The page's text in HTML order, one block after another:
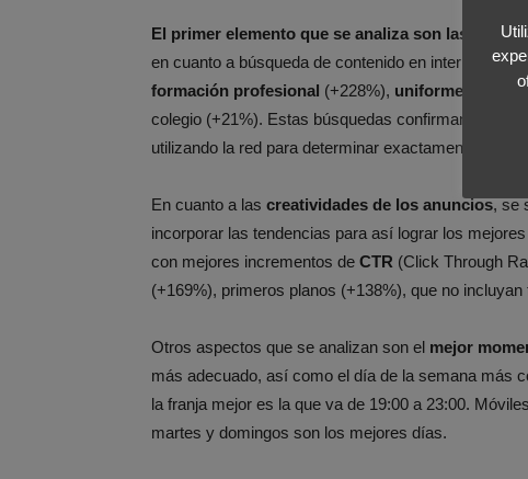
El primer elemento que se analiza son las
en cuanto a búsqueda de contenido en internet.
formación profesional (+228%), uniforme
colegio (+21%). Estas búsquedas confirman que
utilizando la red para determinar exactamente
En cuanto a las creatividades de los anuncios, se
incorporar las tendencias para así lograr los
con mejores incrementos de CTR (Click Through
(+169%), primeros planos (+138%), que no
Otros aspectos que se analizan son el mejor
más adecuado, así como el día de la semana más
la franja mejor es la que va de 19:00 a 23:00.
martes y domingos son los mejores días.